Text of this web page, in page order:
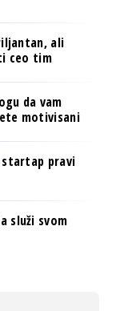
ali
ceo tim
da vam
motivisani
startap pravi
služi svom